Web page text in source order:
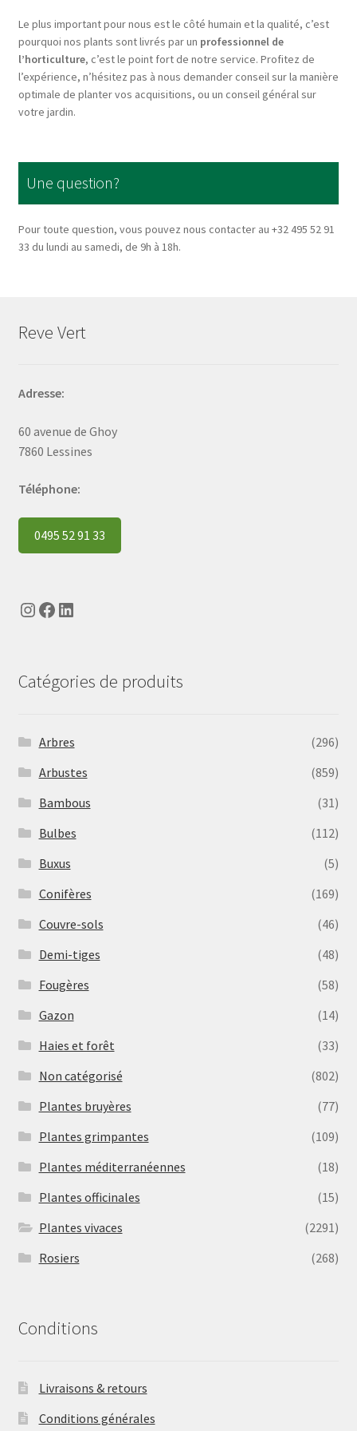
the
product
page
Le plus important pour nous est le côté humain et la qualité, c’est
pourquoi nos plants sont livrés par un professionnel de
l’horticulture, c’est le point fort de notre service. Profitez de
l’expérience, n’hésitez pas à nous demander conseil sur la manière
optimale de planter vos acquisitions, ou un conseil général sur
votre jardin.
Une question?
Pour toute question, vous pouvez nous contacter au +32 495 52 91
33 du lundi au samedi, de 9h à 18h.
Reve Vert
Adresse:
60 avenue de Ghoy
7860 Lessines
Téléphone:
0495 52 91 33
Instagram
Facebook
LinkedIn
Catégories de produits
Arbres
(296)
Arbustes
(859)
Bambous
(31)
Bulbes
(112)
Buxus
(5)
Conifères
(169)
Couvre-sols
(46)
Demi-tiges
(48)
Fougères
(58)
Gazon
(14)
Haies et forêt
(33)
Non catégorisé
(802)
Plantes bruyères
(77)
Plantes grimpantes
(109)
Plantes méditerranéennes
(18)
Plantes officinales
(15)
Plantes vivaces
(2291)
Rosiers
(268)
Conditions
Livraisons & retours
Conditions générales